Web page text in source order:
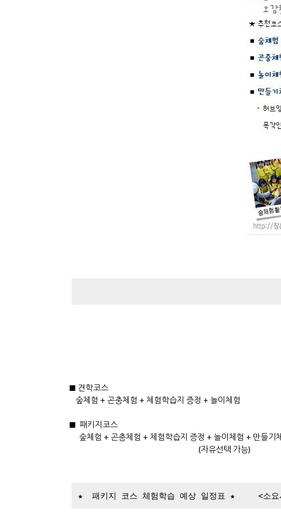
■ 견학코스
숲체험 + 곤충체험 + 체험학습지 증정 + 놀이체험
■ 패키지코스
숲체험 + 곤충체험 + 체험학습지 증정 + 놀이체험 + 만들기
(자유선택 가능)
★ 패키지 코스 체험학습 예상 일정표 ★ <소요